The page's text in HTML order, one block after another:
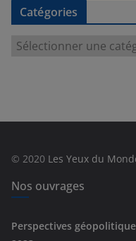
Catégories
e
s
© 2020 Les Yeux du
Nos ouvrages
Perspectives